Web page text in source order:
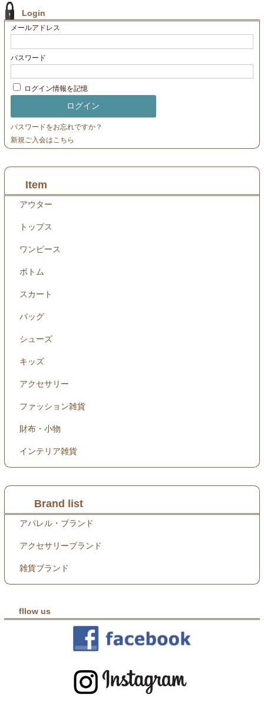
Login
メールアドレス
パスワード
ログイン情報を記憶
パスワードをお忘れですか？
新規ご入会はこちら
Item
アウター
トップス
ワンピース
ボトム
スカート
バッグ
シューズ
キッズ
アクセサリー
ファッション雑貨
財布・小物
インテリア雑貨
Brand list
アパレル・ブランド
アクセサリーブランド
雑貨ブランド
fllow us